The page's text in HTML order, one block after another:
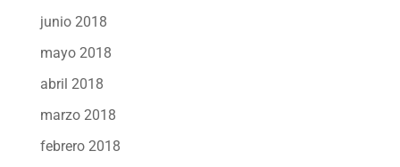
junio 2018
mayo 2018
abril 2018
marzo 2018
febrero 2018